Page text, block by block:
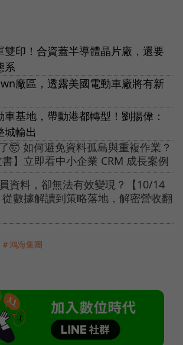
雙印！合資蓋半導體晶片廠，還要
系
廠區，透露美國電動車廠將有新
基地，帶動港都轉型！劉揚偉：
城輸出
🤯 如何避免資料孤島與重複作業？
書】立即看中小企業 CRM 成長案例
資料，卻無法有效變現？【10/14
數據解讀到策略落地，解密營收翻
＃鴻海集團